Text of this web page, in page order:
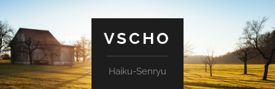
VSCHO
Haiku-Senryu